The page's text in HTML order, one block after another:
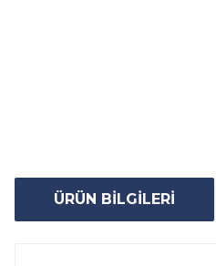
ÜRÜN BİLGİLERİ